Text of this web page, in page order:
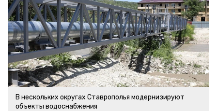
В нескольких округах Ставрополья модернизируют
объекты водоснабжения